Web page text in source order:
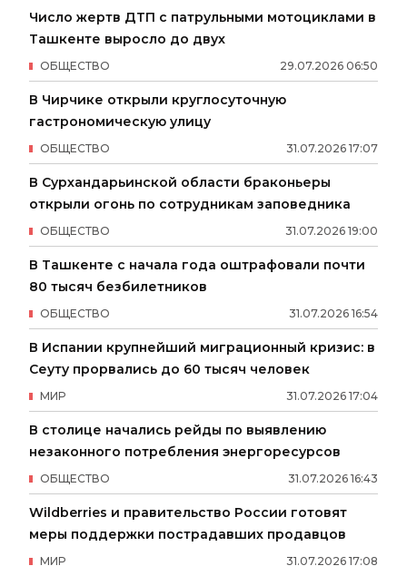
Число жертв ДТП с патрульными мотоциклами в
Ташкенте выросло до двух
29.07.2026 06:50
ОБЩЕСТВО
В Чирчике открыли круглосуточную
гастрономическую улицу
31.07.2026 17:07
ОБЩЕСТВО
В Сурхандарьинской области браконьеры
открыли огонь по сотрудникам заповедника
31.07.2026 19:00
ОБЩЕСТВО
В Ташкенте с начала года оштрафовали почти
80 тысяч безбилетников
31.07.2026 16:54
ОБЩЕСТВО
В Испании крупнейший миграционный кризис: в
Сеуту прорвались до 60 тысяч человек
31.07.2026 17:04
МИР
В столице начались рейды по выявлению
незаконного потребления энергоресурсов
31.07.2026 16:43
ОБЩЕСТВО
Wildberries и правительство России готовят
меры поддержки пострадавших продавцов
31.07.2026 17:08
МИР